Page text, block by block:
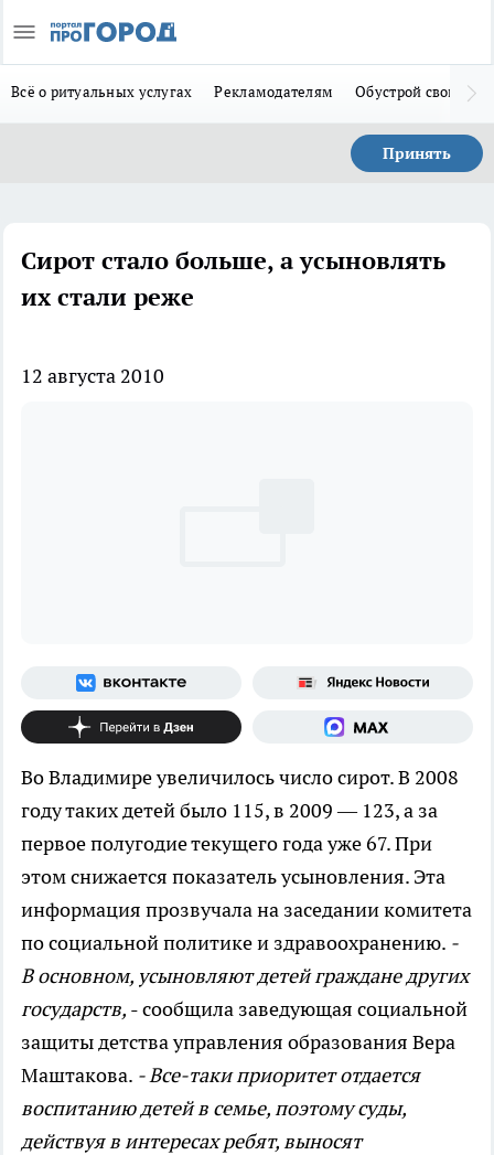
Всё о ритуальных услугах Рекламодателям Обустрой свой дом
Принять
Сирот стало больше, а усыновлять
их стали реже
12 августа 2010
Во Владимире увеличилось число сирот. В 2008
году таких детей было 115, в 2009 — 123, а за
первое полугодие текущего года уже 67. При
этом снижается показатель усыновления. Эта
информация прозвучала на заседании комитета
по социальной политике и здравоохранению. -
В основном, усыновляют детей граждане других
государств, - сообщила заведующая социальной
защиты детства управления образования Вера
Маштакова. - Все-таки приоритет отдается
воспитанию детей в семье, поэтому суды,
действуя в интересах ребят, выносят